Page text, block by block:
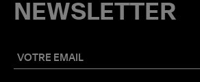
NEWSLETTER